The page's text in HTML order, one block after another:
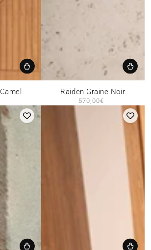
Raiden Graine Noir
Prix
570,00€